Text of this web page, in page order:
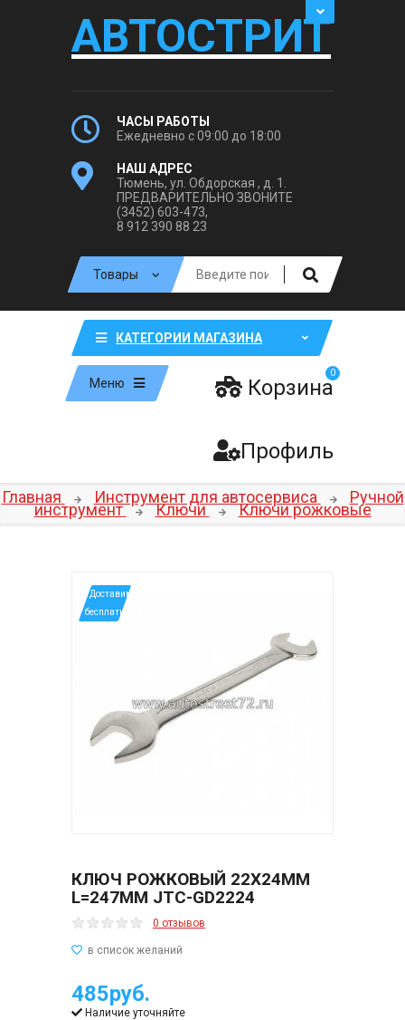
АВТОСТРИТ
ЧАСЫ РАБОТЫ
Ежедневно с 09:00 до 18:00
НАШ АДРЕС
Тюмень, ул. Обдорская , д. 1.
ПРЕДВАРИТЕЛЬНО ЗВОНИТЕ
(3452) 603-473,
8 912 390 88 23
КАТЕГОРИИ МАГАЗИНА
Меню Корзина
0
Профиль
Главная Инструмент для автосервиса Ручной
инструмент Ключи Ключи рожковые
*Доставим
бесплатно
КЛЮЧ РОЖКОВЫЙ 22Х24ММ
L=247ММ JTC-GD2224
0 отзывов
485руб.
Наличие уточняйте